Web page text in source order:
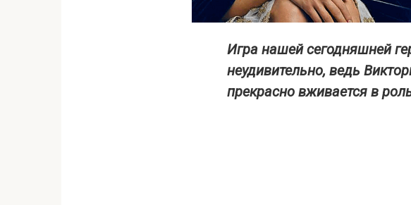
Игра нашей сегодняшней
неудивительно, ведь
прекрасно вживается в